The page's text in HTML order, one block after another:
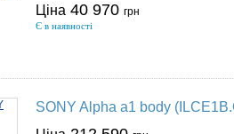
Ціна 40 970 грн
Є в наявності
SONY Alpha a1 body